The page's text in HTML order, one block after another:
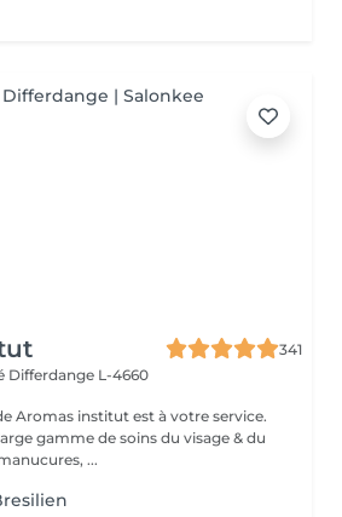
341
Differdange L-4660
Aromas institut est à votre service.
gamme de soins du visage & du
...